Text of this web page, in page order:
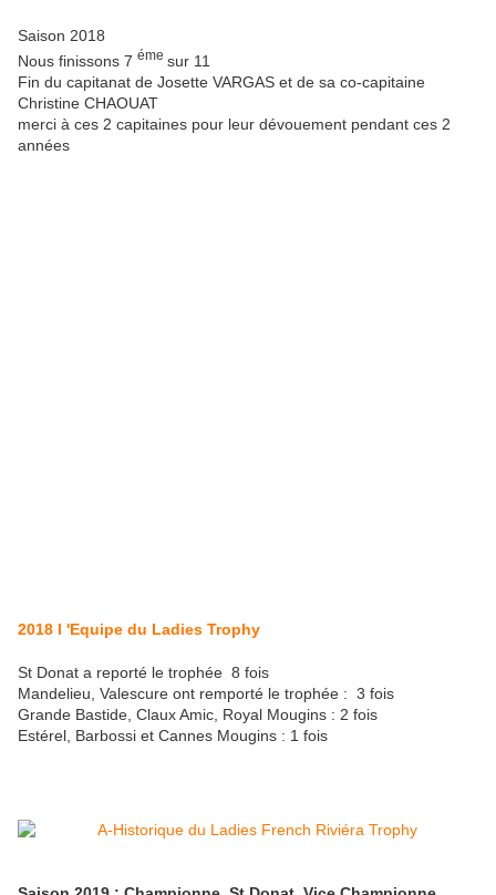
Saison 2018
Nous finissons 7 éme sur 11
Fin du capitanat de Josette VARGAS et de sa co-capitaine
Christine CHAOUAT
merci à ces 2 capitaines pour leur dévouement pendant ces 2
années
2018 l 'Equipe du Ladies Trophy
St Donat a reporté le trophée 8 fois
Mandelieu, Valescure ont remporté le trophée : 3 fois
Grande Bastide, Claux Amic, Royal Mougins : 2 fois
Estérel, Barbossi et Cannes Mougins : 1 fois